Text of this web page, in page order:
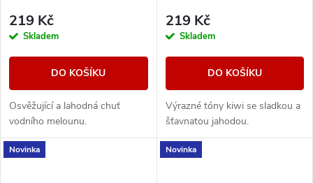
219 Kč
Skladem
DO KOŠÍKU
Osvěžující a lahodná chuť
vodního melounu.
219 Kč
Skladem
DO KOŠÍKU
Výrazné tóny kiwi se sladkou a
šťavnatou jahodou.
Novinka Novinka